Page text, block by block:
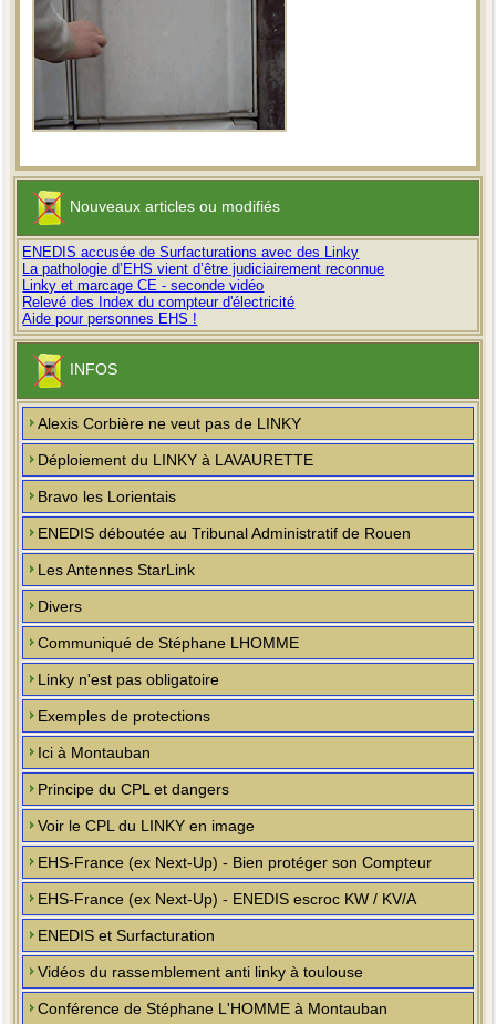
Nouveaux articles ou modifiés
ENEDIS accusée de Surfacturations avec des Linky
La pathologie d’EHS vient d’être judiciairement reconnue
Linky et marcage CE - seconde vidéo
Relevé des Index du compteur d'électricité
Aide pour personnes EHS !
INFOS
Alexis Corbière ne veut pas de LINKY
Déploiement du LINKY à LAVAURETTE
Bravo les Lorientais
ENEDIS déboutée au Tribunal Administratif de Rouen
Les Antennes StarLink
Divers
Communiqué de Stéphane LHOMME
Linky n'est pas obligatoire
Exemples de protections
Ici à Montauban
Principe du CPL et dangers
Voir le CPL du LINKY en image
EHS-France (ex Next-Up) - Bien protéger son Compteur
EHS-France (ex Next-Up) - ENEDIS escroc KW / KV/A
ENEDIS et Surfacturation
Vidéos du rassemblement anti linky à toulouse
Conférence de Stéphane L'HOMME à Montauban